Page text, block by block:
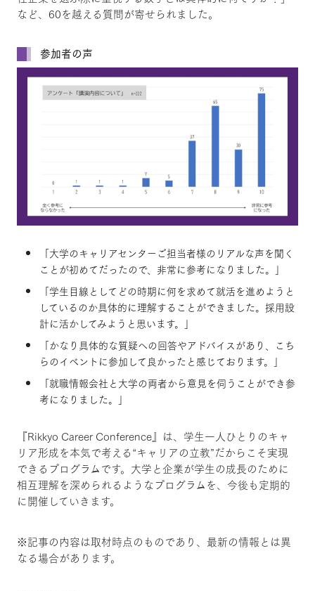
など、60を越える質問が寄せられました。
参加者の声
「大学のキャリアセンターご担当者様のリアルな声を聞く
ことが初めてだったので、非常に参考になりました。」
「学生目線としてどの時期に何を求めて就活を進めようと
しているのか具体的に理解することができました。採用設
計に活かしてみようと思います。」
「かなり具体的な質疑への回答やアドバイスがあり、こち
らのイベントに参加して良かったと感じております。」
「就職情報会社と大学の両者から意見を伺うことができ参
考になりました。」
『Rikkyo Career Conference』は、学生一人ひとりのキャ
リア形成を本気で考える“キャリアの立教”だからこそ実現
できるプログラムです。大学と企業が学生の成長のために
相互理解を深められるようなプログラムを、今後も定期的
に開催していきます。
※記事の内容は取材時点のものであり、最新の情報とは異
なる場合があります。